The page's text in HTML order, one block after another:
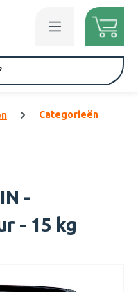
Categorieën
-
- 15 kg